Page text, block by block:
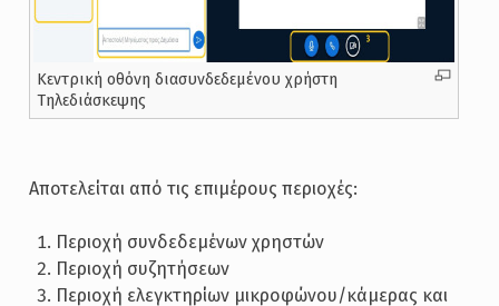
Κεντρική οθόνη διασυνδεδεμένου χρήστη
Τηλεδιάσκεψης
Αποτελείται από τις επιμέρους περιοχές:
Περιοχή συνδεδεμένων χρηστών
Περιοχή συζητήσεων
Περιοχή ελεγκτηρίων μικροφώνου/κάμερας και